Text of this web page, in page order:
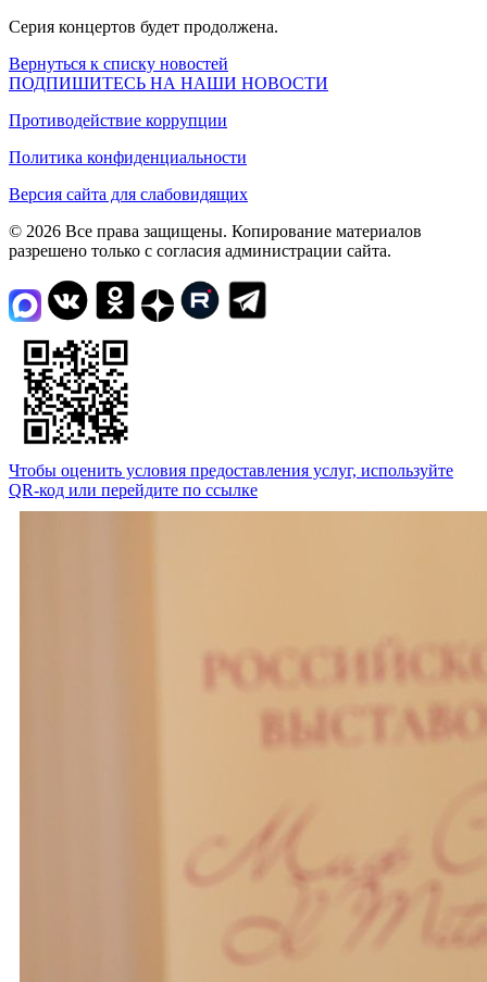
Серия концертов будет продолжена.
Вернуться к списку новостей
ПОДПИШИТЕСЬ НА НАШИ НОВОСТИ
Противодействие коррупции
Политика конфиденциальности
Версия сайта для слабовидящих
© 2026 Все права защищены. Копирование материалов
разрешено только с согласия администрации сайта.
Чтобы оценить условия предоставления услуг, используйте
QR-код или перейдите по ссылке